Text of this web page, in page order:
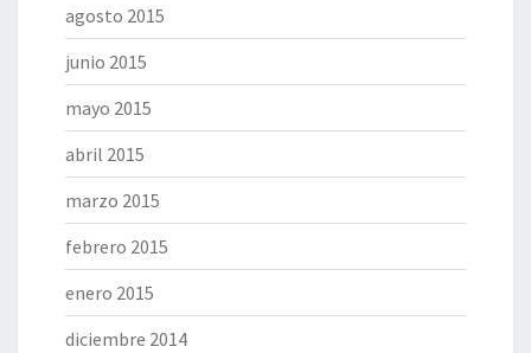
agosto 2015
junio 2015
mayo 2015
abril 2015
marzo 2015
febrero 2015
enero 2015
diciembre 2014